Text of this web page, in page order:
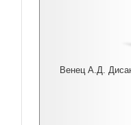
Венец А.Д.